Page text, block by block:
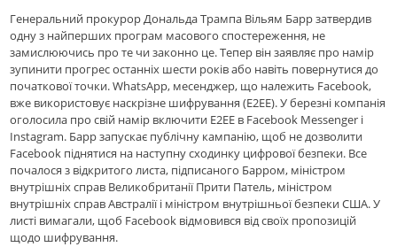
Генеральний прокурор Дональда Трампа Вільям Барр затвердив
одну з найперших програм масового спостереження, не
замислюючись про те чи законно це. Тепер він заявляє про намір
зупинити прогрес останніх шести років або навіть повернутися до
початкової точки. WhatsApp, месенджер, що належить Facebook,
вже використовує наскрізне шифрування (E2EE). У березні компанія
оголосила про свій намір включити E2EE в Facebook Messenger і
Instagram. Барр запускає публічну кампанію, щоб не дозволити
Facebook піднятися на наступну сходинку цифрової безпеки. Все
почалося з відкритого листа, підписаного Барром, міністром
внутрішніх справ Великобританії Прити Патель, міністром
внутрішніх справ Австралії і міністром внутрішньої безпеки США. У
листі вимагали, щоб Facebook відмовився від своїх пропозицій
щодо шифрування.